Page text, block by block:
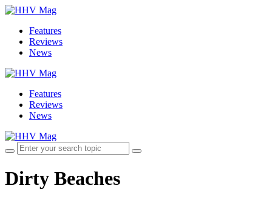
Features
Reviews
News
Features
Reviews
News
Dirty Beaches